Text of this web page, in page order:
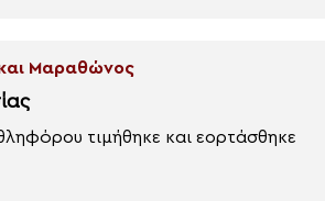
Μαραθώνος
τιμήθηκε και εορτάσθηκε